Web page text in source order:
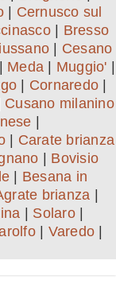
| Cernusco sul
| Bresso
Cesano
Meda Muggio'
Cornaredo
Cusano milanino
| Carate brianza
Bovisio
Besana in
brianza
Solaro|
| Varedo